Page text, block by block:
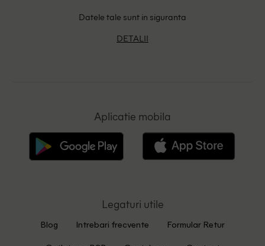
Datele tale sunt in siguranta
DETALII
Aplicatie mobila
Legaturi utile
Blog Intrebari frecvente Formular Retur